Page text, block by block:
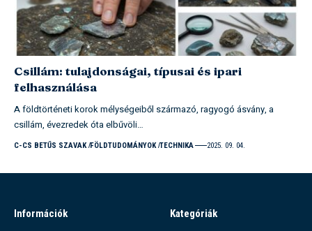
Csillám: tulajdonságai, típusai és ipari
felhasználása
A földtörténeti korok mélységeiből származó, ragyogó ásvány, a
csillám, évezredek óta elbűvöli…
C-CS BETŰS SZAVAK FÖLDTUDOMÁNYOK TECHNIKA 2025. 09. 04.
Információk
Kategóriák